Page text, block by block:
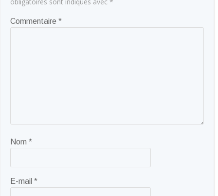
Commentaire *
Nom *
E-mail *